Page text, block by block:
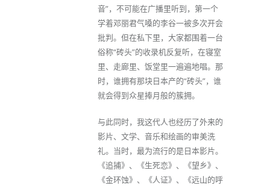
音”，不可能在广播里听到，第一个
学着邓丽君气嗓的李谷一被多次开会
批判。但在私下里，大家都围着一台
俗称“砖头”的收录机反复听，在寝室
里、走廊里、饭堂里一遍遍地唱。那
时，谁拥有那块日本产的“砖头”，谁
就会得到众星捧月般的簇拥。
与此同时，我这代人也经历了外来的
影片、文学、音乐和绘画的审美洗
礼。当时，最为流行的是日本影片。
《追捕》、《生死恋》、《望乡》、
《金环蚀》、《人证》、《远山的呼